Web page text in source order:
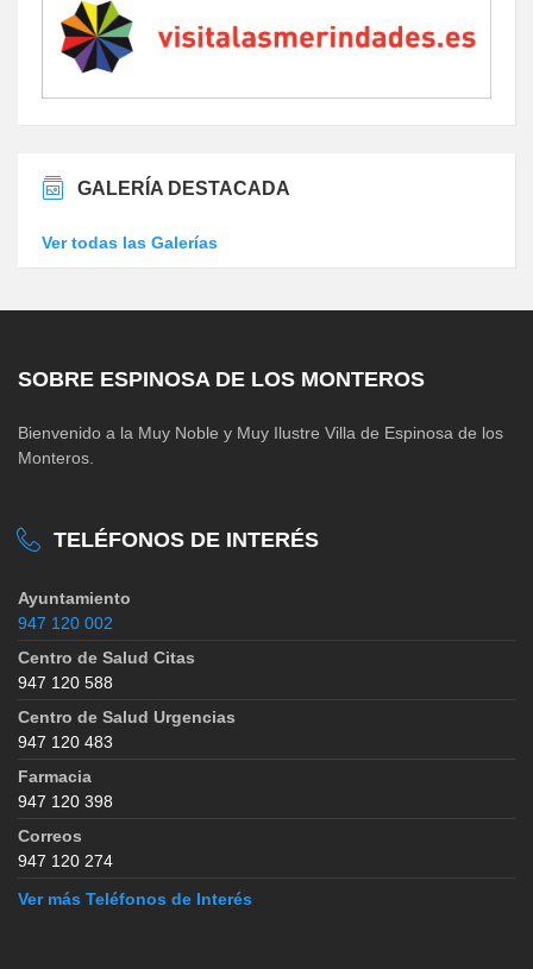
GALERÍA DESTACADA
Ver todas las Galerías
SOBRE ESPINOSA DE LOS MONTEROS
Bienvenido a la Muy Noble y Muy Ilustre Villa de Espinosa de los
Monteros.
TELÉFONOS DE INTERÉS
Ayuntamiento
947 120 002
Centro de Salud Citas
947 120 588
Centro de Salud Urgencias
947 120 483
Farmacia
947 120 398
Correos
947 120 274
Ver más Teléfonos de Interés